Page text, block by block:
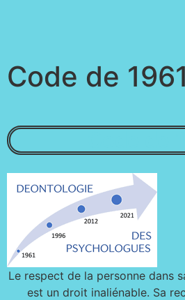
Code de 1961
Le respect de la personne dans
est un droit inaliénable. Sa